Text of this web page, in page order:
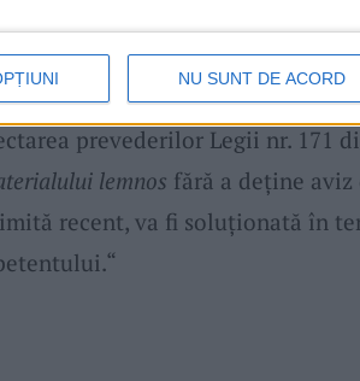
NU SUNT DE ACORD
de 4,9 metri cubi de
confiscării și predată în custodie
Cei doi bărbați au fost
prevederilor Legii nr. 171
lemnos fără a deține aviz
recent, va fi soluționată în